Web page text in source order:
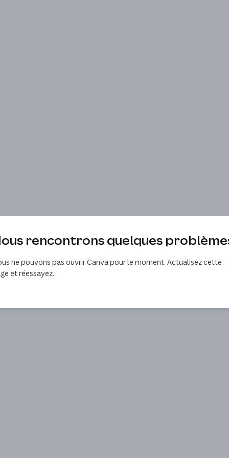
rencontrons quelques
ne pouvons pas ouvrir Canva pour le moment. Actualisez cette
et réessayez.